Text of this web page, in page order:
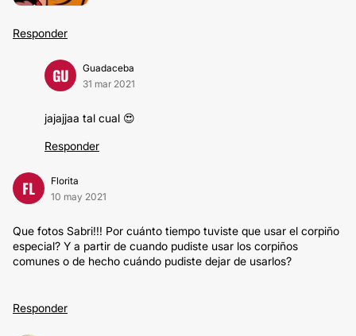
Responder
GU
Guadaceba
31 mar 2021
jajajjaa tal cual 😍
Responder
FL
Florita
10 may 2021
Que fotos Sabri!!! Por cuánto tiempo tuviste que usar el corpiño
especial? Y a partir de cuando pudiste usar los corpiños
comunes o de hecho cuándo pudiste dejar de usarlos?
Responder